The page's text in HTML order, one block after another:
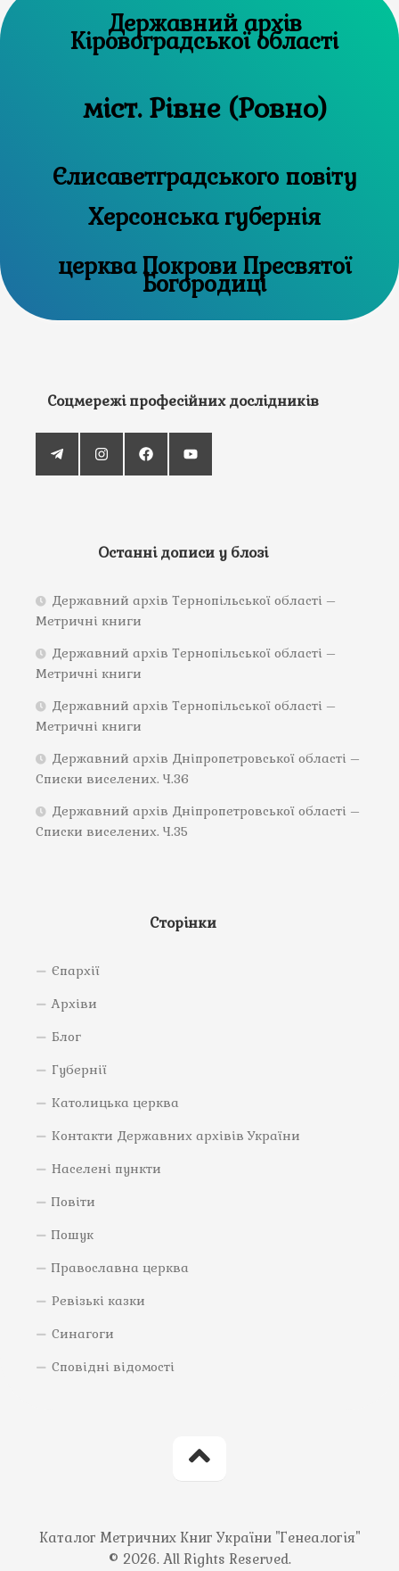
Державний архів
Кіровоградської області
міст. Рівне (Ровно)
Єлисаветградського повіту
Херсонська губернія
церква Покрови Пресвятої
Богородиці
Соцмережі професійних дослідників
Останні дописи у блозі
Державний архів Тернопільської області –
Метричні книги
Державний архів Тернопільської області –
Метричні книги
Державний архів Тернопільської області –
Метричні книги
Державний архів Дніпропетровської області –
Списки виселених. Ч.36
Державний архів Дніпропетровської області –
Списки виселених. Ч.35
Сторінки
Єпархії
Архіви
Блог
Губернії
Католицька церква
Контакти Державних архівів України
Населені пункти
Повіти
Пошук
Православна церква
Ревізькі казки
Синагоги
Сповідні відомості
Каталог Метричних Книг України "Генеалогія"
© 2026. All Rights Reserved.